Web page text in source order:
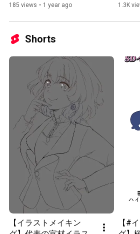
なら。」【#PoM】
185 views • 1 year ago
【#セ
1.3K
Shorts
【イラストメイキン
【#